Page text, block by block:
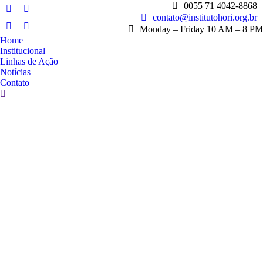
0055 71 4042-8868
contato@institutohori.org.br
Monday – Friday 10 AM – 8 PM
Home
Institucional
Linhas de Ação
Notícias
Contato